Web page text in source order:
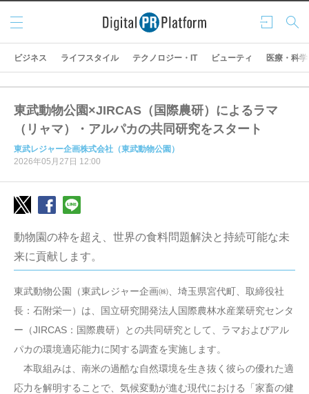
ログ
イン
検索
メニ
ュー
ビジネス ライフスタイル テクノロジー・IT ビューティ 医療・科学
東武動物公園×JIRCAS（国際農研）によるラマ
（リャマ）・アルパカの共同研究をスタート
東武レジャー企画株式会社（東武動物公園）
2026年05月27日 12:00
動物園の枠を超え、世界の食料問題解決と持続可能な未
来に貢献します。
東武動物公園（東武レジャー企画㈱、埼玉県宮代町、取締役社
長：石附栄一）は、国立研究開発法人国際農林水産業研究センタ
ー（JIRCAS：国際農研）との共同研究として、ラマおよびアル
パカの環境適応能力に関する調査を実施します。
本取組みは、南米の過酷な自然環境を生き抜く彼らの優れた適
応力を解明することで、気候変動が進む現代における「家畜の健